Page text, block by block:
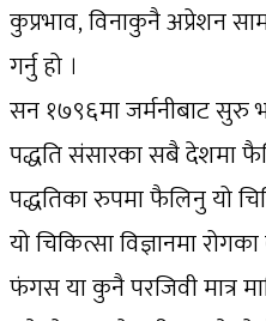
कुप्रभाव, विनाकुनै अप्रेशन
गर्नु हो ।
सन १७९६मा जर्मनीबाट सुरु
पद्धति संसारका सबै देशमा
पद्धतिका रुपमा फैलिनु यो
यो चिकित्सा विज्ञानमा
फंगस या कुनै परजिवी मात्र